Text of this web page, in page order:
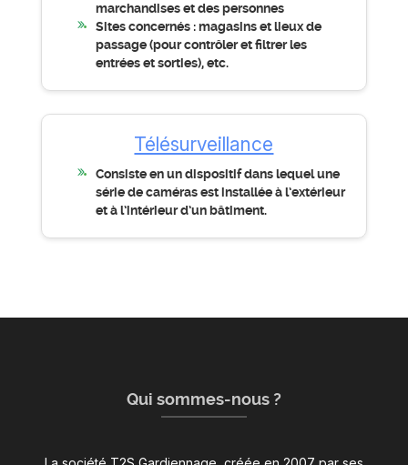
marchandises et des personnes
Sites concernés : magasins et lieux de
passage (pour contrôler et filtrer les
entrées et sorties), etc.
Télésurveillance
Consiste en un dispositif dans lequel une
série de caméras est installée à l’extérieur
et à l’intérieur d’un bâtiment.
Qui sommes-nous ?